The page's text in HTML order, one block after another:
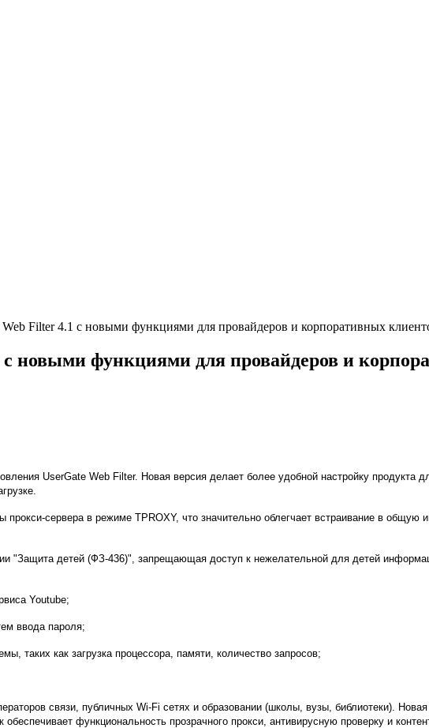
Filter 4.1 с новыми функциями для провайдеров и корпоративных
новыми функциями для провайдеров и
UserGate Web Filter. Новая версия делает более удобной настройку продукта
сервера в режиме TPROXY, что значительно облегчает встраивание в общую
"Защита детей (ФЗ-436)", запрещающая доступ к нежелательной для детей
Youtube;
ввода пароля;
таких как загрузка процессора, памяти, количество запросов;
связи, публичных Wi-Fi сетях и образовании (школы, вузы, библиотеки).
обеспечивает функциональность прозрачного прокси, антивирусную проверку и